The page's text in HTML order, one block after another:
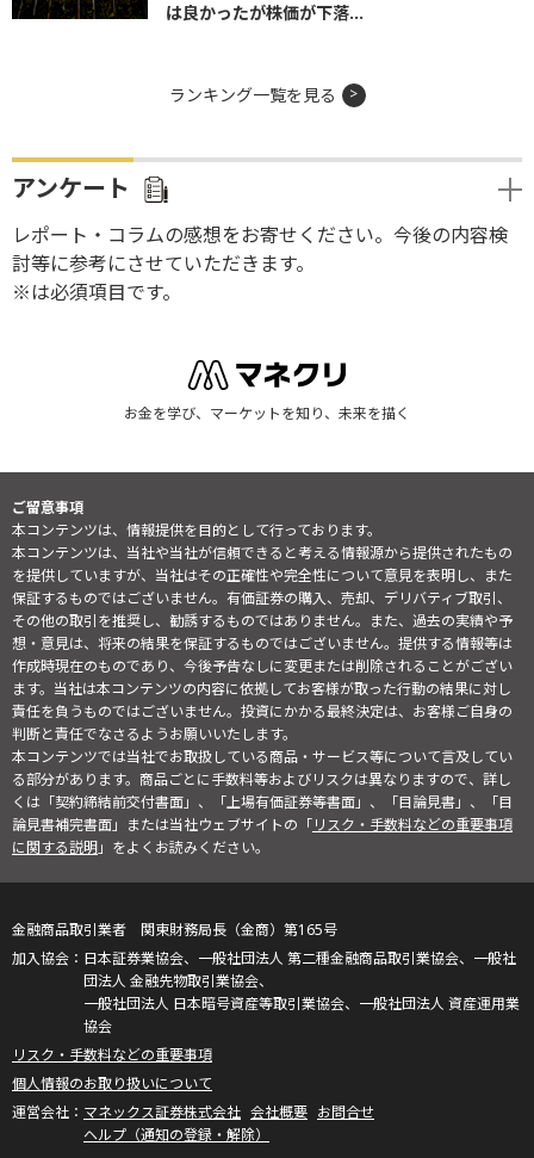
は良かったが株価が下落...
ランキング一覧を見る
アンケート
レポート・コラムの感想をお寄せください。今後の内容検
討等に参考にさせていただきます。
※は必須項目です。
お金を学び、マーケットを知り、未来を描く
ご留意事項
本コンテンツは、情報提供を目的として行っております。
本コンテンツは、当社や当社が信頼できると考える情報源から提供されたもの
を提供していますが、当社はその正確性や完全性について意見を表明し、また
保証するものではございません。有価証券の購入、売却、デリバティブ取引、
その他の取引を推奨し、勧誘するものではありません。また、過去の実績や予
想・意見は、将来の結果を保証するものではございません。提供する情報等は
作成時現在のものであり、今後予告なしに変更または削除されることがござい
ます。当社は本コンテンツの内容に依拠してお客様が取った行動の結果に対し
責任を負うものではございません。投資にかかる最終決定は、お客様ご自身の
判断と責任でなさるようお願いいたします。
本コンテンツでは当社でお取扱している商品・サービス等について言及してい
る部分があります。商品ごとに手数料等およびリスクは異なりますので、詳し
くは「契約締結前交付書面」、「上場有価証券等書面」、「目論見書」、「目
論見書補完書面」または当社ウェブサイトの「リスク・手数料などの重要事項
に関する説明」をよくお読みください。
金融商品取引業者 関東財務局長（金商）第165号
日本証券業協会、一般社団法人 第二種金融商品取引業協会、一般社
団法人 金融先物取引業協会、
一般社団法人 日本暗号資産等取引業協会、一般社団法人 資産運用業
協会
リスク・手数料などの重要事項
個人情報のお取り扱いについて
マネックス証券株式会社 会社概要 お問合せ
ヘルプ（通知の登録・解除）